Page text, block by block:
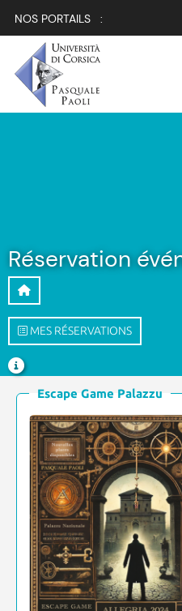
NOS PORTAILS :
Réservation
MES RÉSERVATIONS
Escape Game Palazzu